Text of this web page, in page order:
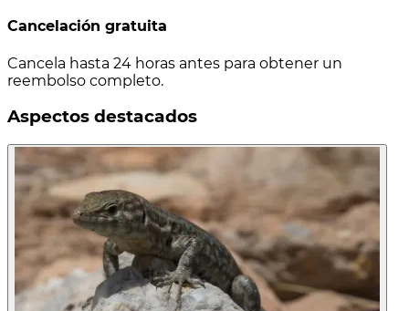
Cancelación gratuita
Cancela hasta 24 horas antes para obtener un
reembolso completo.
Aspectos destacados